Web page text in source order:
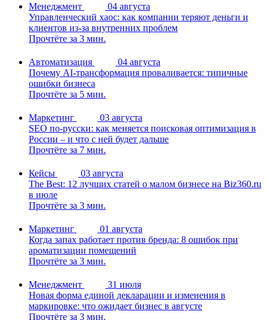
Менеджмент
04 августа
Управленческий хаос: как компании теряют деньги и
клиентов из-за внутренних проблем
Прочтёте за 3 мин.
Автоматизация
04 августа
Почему AI-трансформация проваливается: типичные
ошибки бизнеса
Прочтёте за 5 мин.
Маркетинг
03 августа
SEO по-русски: как меняется поисковая оптимизация в
России – и что с ней будет дальше
Прочтёте за 7 мин.
Кейсы
03 августа
The Best: 12 лучших статей о малом бизнесе на Biz360.ru
в июле
Прочтёте за 3 мин.
Маркетинг
01 августа
Когда запах работает против бренда: 8 ошибок при
ароматизации помещений
Прочтёте за 3 мин.
Менеджмент
31 июля
Новая форма единой декларации и изменения в
маркировке: что ожидает бизнес в августе
Прочтёте за 3 мин.